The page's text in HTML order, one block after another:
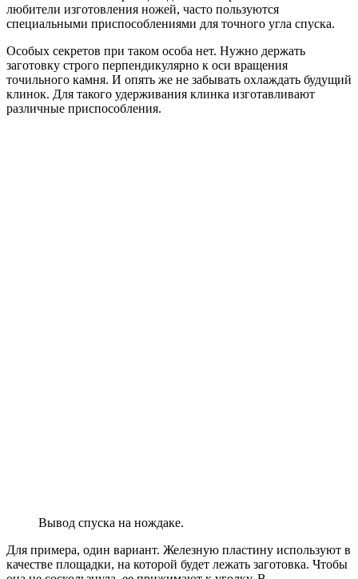
любители изготовления ножей, часто пользуются
специальными приспособлениями для точного угла спуска.
Особых секретов при таком особа нет. Нужно держать
заготовку строго перпендикулярно к оси вращения
точильного камня. И опять же не забывать охлаждать будущий
клинок. Для такого удерживания клинка изготавливают
различные приспособления.
Вывод спуска на нождаке.
Для примера, один вариант. Железную пластину используют в
качестве площадки, на которой будет лежать заготовка. Чтобы